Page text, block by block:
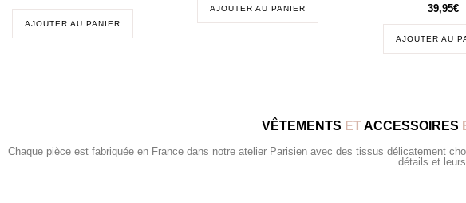
AJOUTER AU PANIER
AJOUTER AU PANIER 39,95€
AJOUTER AU
VÊTEMENTS ETACCESSOIRES
Chaque pièce est fabriquée en France dans notre atelier Parisien avec des tissus délicatement
détails et